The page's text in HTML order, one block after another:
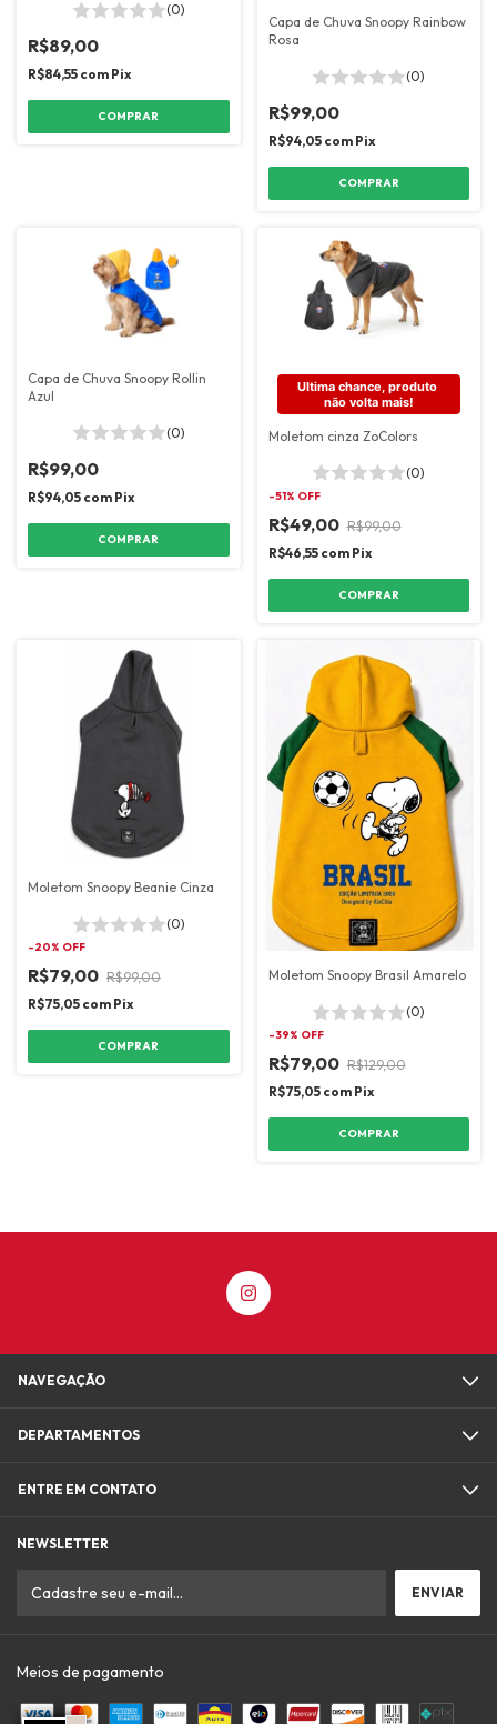
(0)
R$89,00
R$84,55 com Pix
COMPRAR
Capa de Chuva Snoopy Rainbow
Rosa
(0)
R$99,00
R$94,05 com Pix
COMPRAR
Capa de Chuva Snoopy Rollin
Azul
(0)
R$99,00
R$94,05 com Pix
COMPRAR
Ultima chance, produto
não volta mais!
Moletom cinza ZoColors
(0)
-51% OFF
R$49,00 R$99,00
R$46,55 com Pix
COMPRAR
Moletom Snoopy Beanie Cinza
(0)
-20% OFF
R$79,00 R$99,00
R$75,05 com Pix
COMPRAR
Moletom Snoopy Brasil Amarelo
(0)
-39% OFF
R$79,00 R$129,00
R$75,05 com Pix
COMPRAR
NAVEGAÇÃO
DEPARTAMENTOS
ENTRE EM CONTATO
NEWSLETTER
Meios de pagamento